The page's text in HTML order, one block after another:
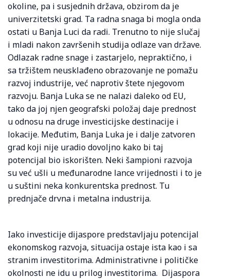
okoline, pa i susjednih država, obzirom da je
univerzitetski grad. Ta radna snaga bi mogla onda
ostati u Banja Luci da radi. Trenutno to nije slučaj
i mladi nakon završenih studija odlaze van države.
Odlazak radne snage i zastarjelo, nepraktično, i
sa tržištem neusklađeno obrazovanje ne pomažu
razvoj industrije, već naprotiv štete njegovom
razvoju. Banja Luka se ne nalazi daleko od EU,
tako da joj njen geografski položaj daje prednost
u odnosu na druge investicijske destinacije i
lokacije. Međutim, Banja Luka je i dalje zatvoren
grad koji nije uradio dovoljno kako bi taj
potencijal bio iskorišten. Neki šampioni razvoja
su već ušli u međunarodne lance vrijednosti i to je
u suštini neka konkurentska prednost. Tu
prednjače drvna i metalna industrija.
Iako investicije dijaspore predstavljaju potencijal
ekonomskog razvoja, situacija ostaje ista kao i sa
stranim investitorima. Administrativne i političke
okolnosti ne idu u prilog investitorima. Dijaspora